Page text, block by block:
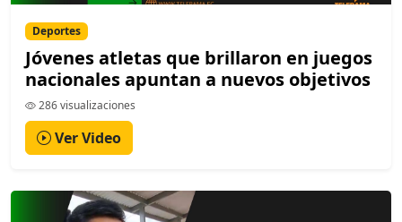
Deportes
Jóvenes atletas que brillaron en juegos
nacionales apuntan a nuevos objetivos
286 visualizaciones
Ver Video